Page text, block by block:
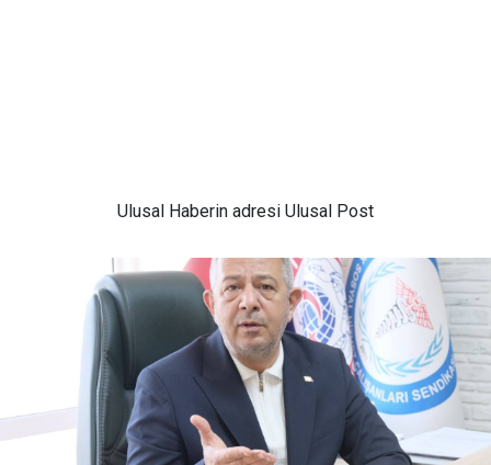
Ulusal Haberin adresi Ulusal Post